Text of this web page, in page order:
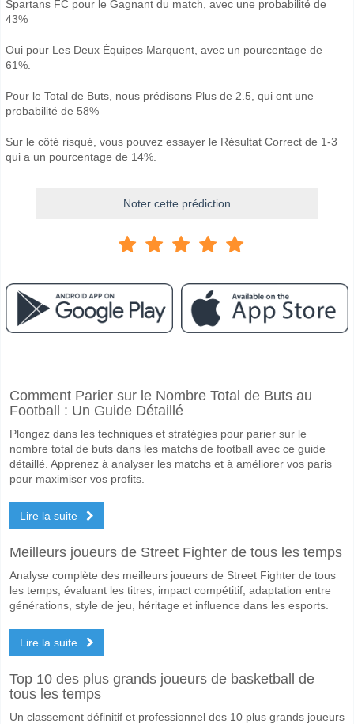
Spartans FC pour le Gagnant du match, avec une probabilité de
43%
Oui pour Les Deux Équipes Marquent, avec un pourcentage de
61%.
Pour le Total de Buts, nous prédisons Plus de 2.5, qui ont une
probabilité de 58%
Sur le côté risqué, vous pouvez essayer le Résultat Correct de 1-3
qui a un pourcentage de 14%.
Noter cette prédiction
Le match entre Annan Athletic v Spartans FC 18 April 2026 15:00.
Spartans FC pour le Gagnant du match, avec une probabilité de 43%
Les deux équipes marqueront-elles dans le match
Oui pour Les Deux Équipes Marquent, avec un pourcentage de 61%.
Quel sera le résultat correct attendu entre Annan
Sur le côté risqué, vous pouvez essayer le Résultat Correct de 1-3
Comment Parier sur le Nombre Total de Buts au
Football : Un Guide Détaillé
Plongez dans les techniques et stratégies pour parier sur le
nombre total de buts dans les matchs de football avec ce guide
détaillé. Apprenez à analyser les matchs et à améliorer vos paris
pour maximiser vos profits.
Lire la suite
Meilleurs joueurs de Street Fighter de tous les temps
Analyse complète des meilleurs joueurs de Street Fighter de tous
les temps, évaluant les titres, impact compétitif, adaptation entre
générations, style de jeu, héritage et influence dans les esports.
Lire la suite
Top 10 des plus grands joueurs de basketball de
tous les temps
Un classement définitif et professionnel des 10 plus grands joueurs